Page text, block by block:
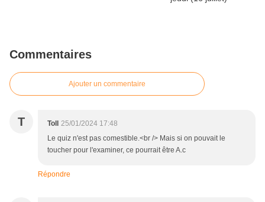
Commentaires
Ajouter un commentaire
T Toll
25/01/2024 17:48
Le quiz n'est pas comestible.<br /> Mais si on pouvait le
toucher pour l'examiner, ce pourrait être A.c
Répondre